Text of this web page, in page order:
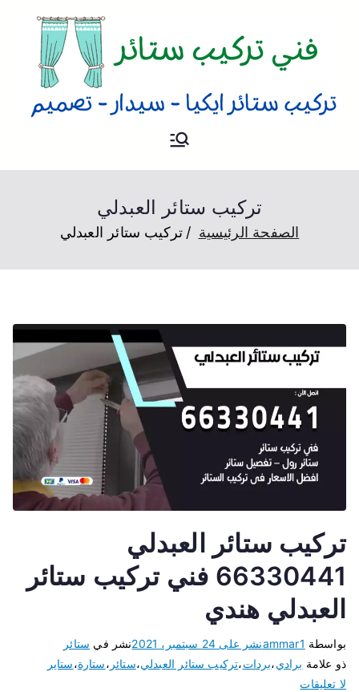
فني ستائر
تركيب ستائر العبدلي
الصفحة الرئيسية تركيب ستائر العبدلي
تركيب ستائر العبدلي
66330441 فني تركيب ستائر
العبدلي هندي
بواسطة ammar1نشر على 24 سبتمبر، 2021 نشر في ستائر
ذو علامة برادي،بردات،تركيب ستائر العبدلي،ستائر ،ستارة،ستاير
لا تعليقات